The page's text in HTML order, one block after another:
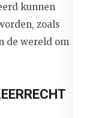
kunnen
zoals
de wereld om